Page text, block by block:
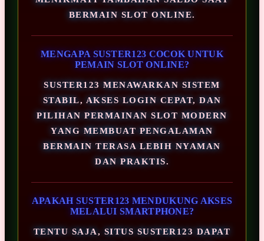
BERMAIN SLOT ONLINE.
MENGAPA SUSTER123 COCOK UNTUK
PEMAIN SLOT ONLINE?
SUSTER123 MENAWARKAN SISTEM
STABIL, AKSES LOGIN CEPAT, DAN
PILIHAN PERMAINAN SLOT MODERN
YANG MEMBUAT PENGALAMAN
BERMAIN TERASA LEBIH NYAMAN
DAN PRAKTIS.
APAKAH SUSTER123 MENDUKUNG AKSES
MELALUI SMARTPHONE?
TENTU SAJA, SITUS SUSTER123 DAPAT